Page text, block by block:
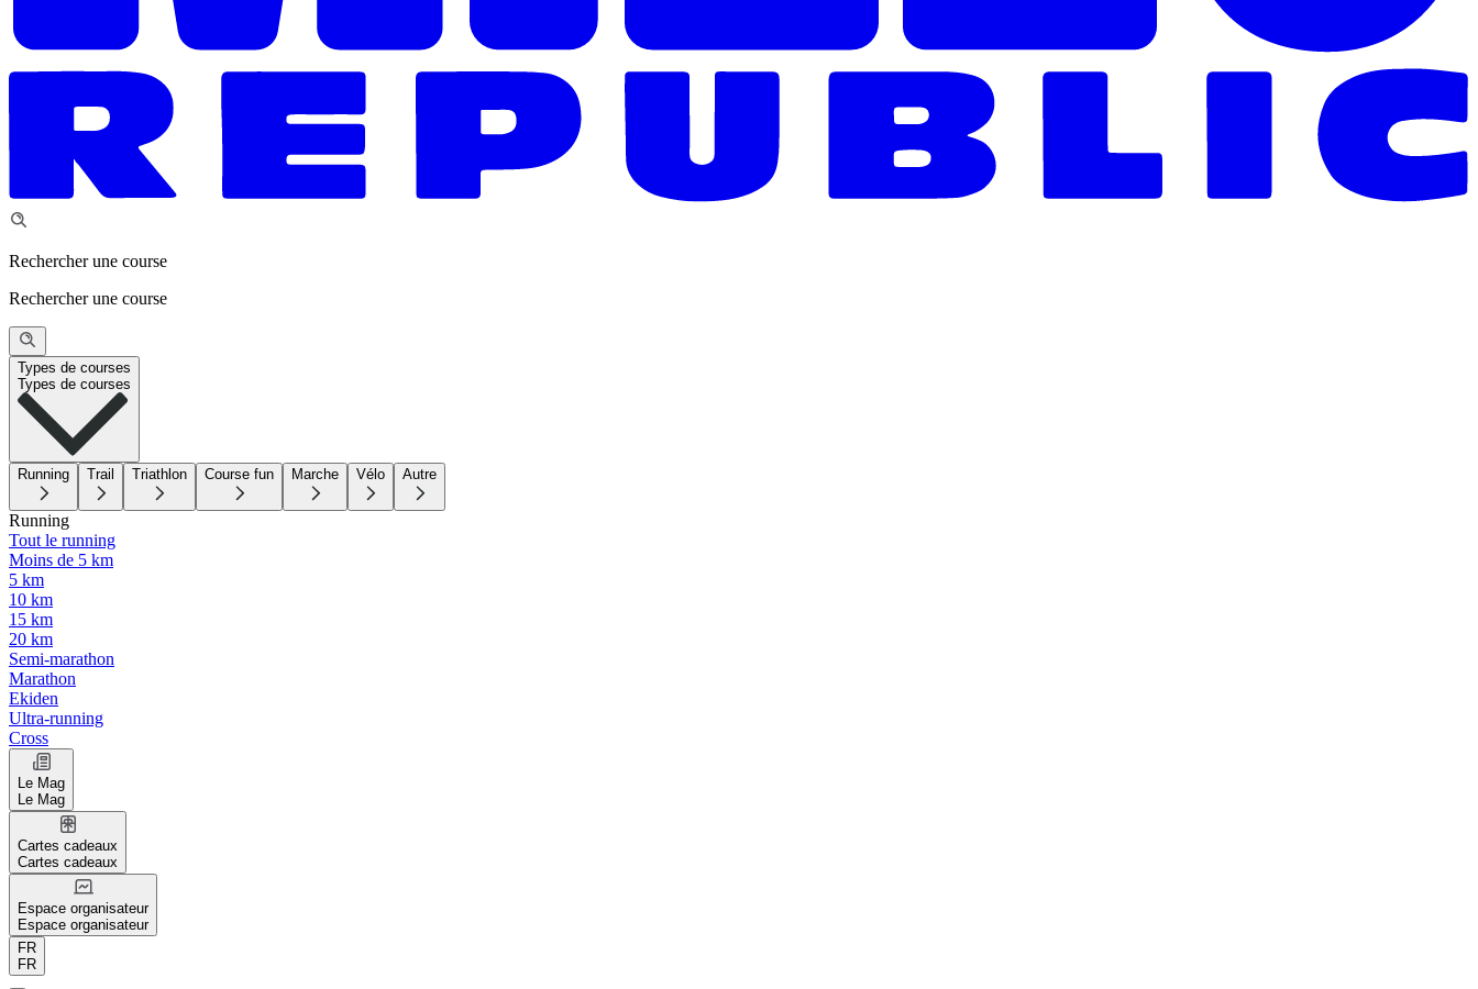
Rechercher une course
Rechercher une course
Types de courses
Types de courses
Running Trail Triathlon Course fun Marche Vélo Autre
Running
Tout le running
Moins de 5 km
5 km
10 km
15 km
20 km
Semi-marathon
Marathon
Ekiden
Ultra-running
Cross
Le Mag
Le Mag
Cartes cadeaux
Cartes cadeaux
Espace organisateur
Espace organisateur
FR
FR